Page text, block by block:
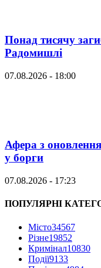
Понад тисячу
Радомишлі
07.08.2026 - 18:00
Афера з
у борги
07.08.2026 - 17:23
ПОПУЛЯРНІ
Місто34567
Різне19852
Кримінал10830
Події9133